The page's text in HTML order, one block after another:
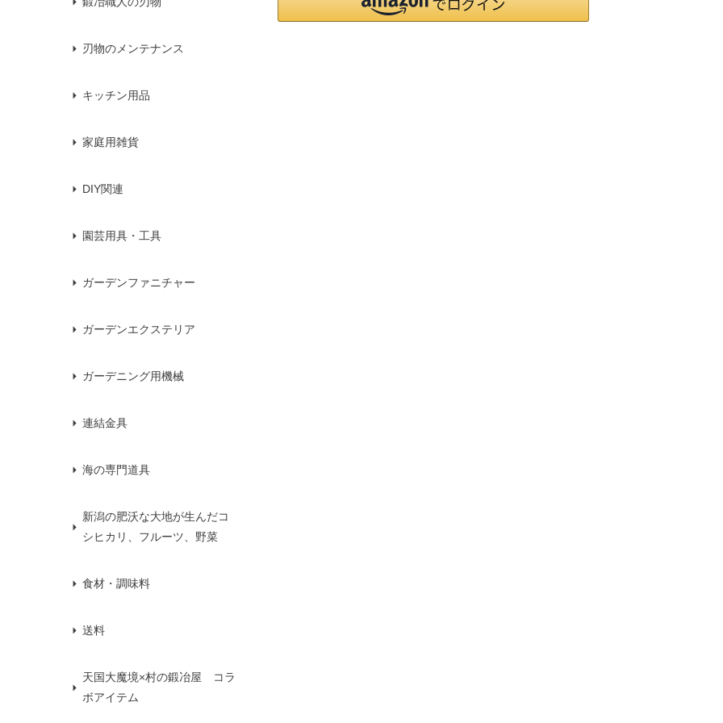
刃物のメンテナンス
キッチン用品
家庭用雑貨
DIY関連
園芸用具・工具
ガーデンファニチャー
ガーデンエクステリア
ガーデニング用機械
連結金具
海の専門道具
新潟の肥沃な大地が生んだコ
シヒカリ、フルーツ、野菜
食材・調味料
送料
天国大魔境×村の鍛冶屋 コラ
ボアイテム